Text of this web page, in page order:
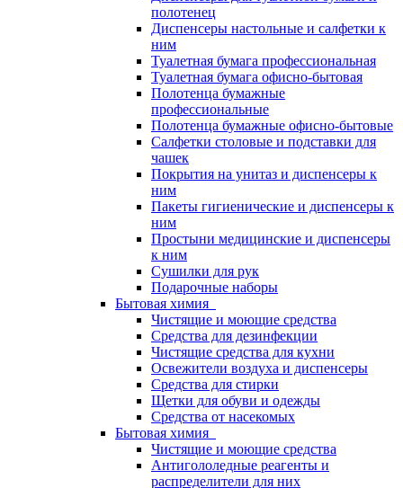
полотенец
Диспенсеры настольные и салфетки к
ним
Туалетная бумага профессиональная
Туалетная бумага офисно-бытовая
Полотенца бумажные
профессиональные
Полотенца бумажные офисно-бытовые
Салфетки столовые и подставки для
чашек
Покрытия на унитаз и диспенсеры к
ним
Пакеты гигиенические и диспенсеры к
ним
Простыни медицинские и диспенсеры
к ним
Сушилки для рук
Подарочные наборы
Бытовая химия
Чистящие и моющие средства
Средства для дезинфекции
Чистящие средства для кухни
Освежители воздуха и диспенсеры
Средства для стирки
Щетки для обуви и одежды
Средства от насекомых
Бытовая химия
Чистящие и моющие средства
Антигололедные реагенты и
распределители для них